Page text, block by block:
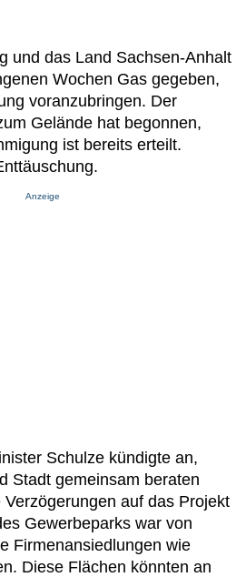
und das Land Sachsen-Anhalt
Wochen Gas gegeben,
voranzubringen. Der
Gelände hat begonnen,
ist bereits erteilt.
Anzeige
Schulze kündigte an,
Stadt gemeinsam beraten
auf das Projekt
Gewerbeparks war von
Firmenansiedlungen wie
Diese Flächen könnten an